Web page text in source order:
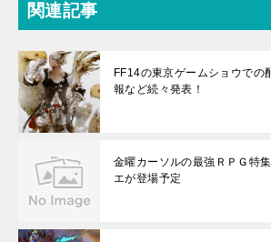
関連記事
FF14の東京ゲームショウでの
報など続々発表！
金曜カーソルの最強ＲＰＧ特
エが登場予定